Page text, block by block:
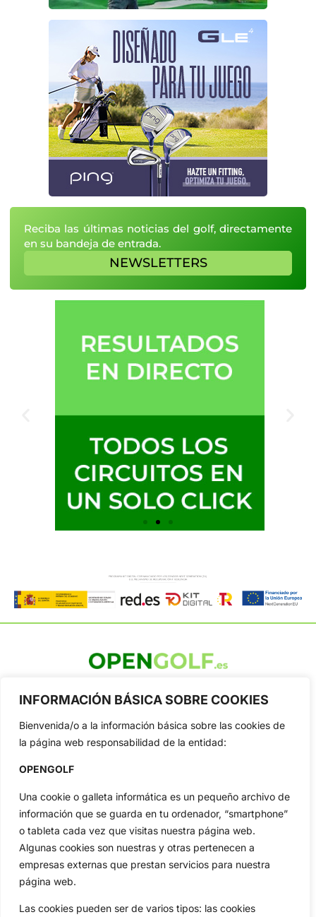
INFORMACIÓN BÁSICA SOBRE COOKIES
Bienvenida/o a la información básica sobre las cookies de
la página web responsabilidad de la entidad:
OPENGOLF
Una cookie o galleta informática es un pequeño archivo de
información que se guarda en tu ordenador, “smartphone”
o tableta cada vez que visitas nuestra página web.
Algunas cookies son nuestras y otras pertenecen a
empresas externas que prestan servicios para nuestra
página web.
Las cookies pueden ser de varios tipos: las cookies
Reciba las últimas noticias del golf, directamente
en su bandeja de entrada.
NEWSLETTERS
profesional y amateur, resultados en directo, vídeos, noticias,
Tour...
Categorias
Inicio
Amateurs
Circuitos
Especiales
Reglas
Vídeos
De Interés
Compañía
Aviso Legal
Política de Privacidad